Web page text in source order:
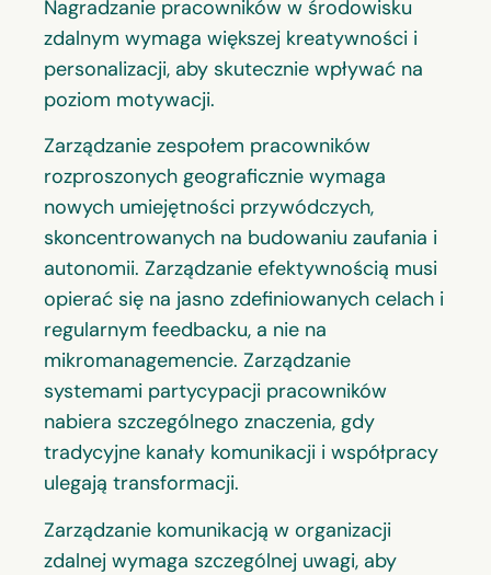
Nagradzanie pracowników w środowisku
zdalnym wymaga większej kreatywności i
personalizacji, aby skutecznie wpływać na
poziom motywacji.
Zarządzanie zespołem pracowników
rozproszonych geograficznie wymaga
nowych umiejętności przywódczych,
skoncentrowanych na budowaniu zaufania i
autonomii. Zarządzanie efektywnością musi
opierać się na jasno zdefiniowanych celach i
regularnym feedbacku, a nie na
mikromanagemencie. Zarządzanie
systemami partycypacji pracowników
nabiera szczególnego znaczenia, gdy
tradycyjne kanały komunikacji i współpracy
ulegają transformacji.
Zarządzanie komunikacją w organizacji
zdalnej wymaga szczególnej uwagi, aby